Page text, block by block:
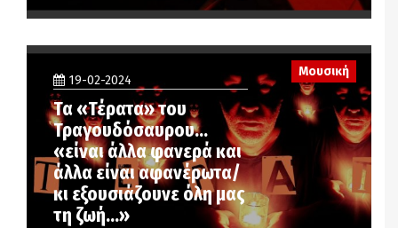
19-02-2024
Τα «Τέρατα» του
Τραγουδόσαυρου…
«είναι άλλα φανερά και
άλλα είναι αφανέρωτα/
κι εξουσιάζουνε όλη μας
τη ζωή…»
Μουσική